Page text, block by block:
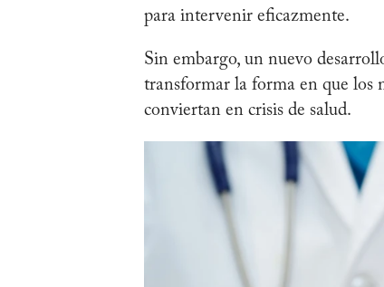
para intervenir eficazmente.
Sin embargo, un nuevo
transformar la forma en que los
conviertan en crisis de salud.